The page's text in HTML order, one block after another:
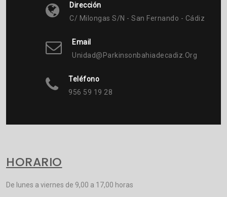
Dirección
C/ Milongas S/n - San Fernando - Cádiz
Email
Unidad@parkinsonbahiadecadiz.org
Teléfono
956 59 19 28
HORARIO
De lunes a viernes de 9,00 a 17,00 horas